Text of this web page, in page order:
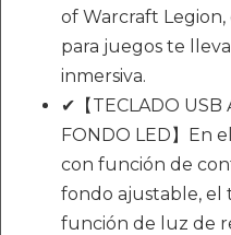
of Warcraft
para juegos te
inmersiva.
✔【TECLADO USB
FONDO LED】En
con función de
fondo ajustable, el
función de luz de